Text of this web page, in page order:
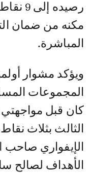
رصيده
مكنه من ضمان
المباشرة.
ويؤكد مشوار
المجموعات
كان قبل مواجهتي
الثالث بثلاث
الإيفواري صاحب
الأهداف لصالح